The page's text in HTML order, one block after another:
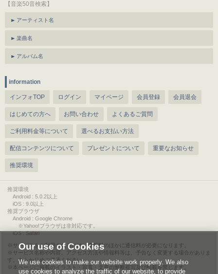
【音楽50音検索】
アーティスト名
楽曲名
アルバム名
information
インフォTOP ログイン マイページ 会員登録 会員退会
はじめての方へ お問い合わせ よくあるご質問
ご利用料金等について 選べるお支払い方法
配信コンテンツについて プレゼントについて 重要なお知らせ
推奨環境
推奨環境
Android : 5.0.2以上
iOS : 9.0以上
推奨ブラウザ
Android : Google Chrome
※Yahoo!ブラウザは非対応です。
iOS : Safari
サービスをご利用されるには、情報料のほかに通信料が必要になります。
サービス名称や内容、アクセス方法や情報料等は、予告なく変更する場合がありま
す。あらかじめご了承ください。
本ページに掲載のイラスト・写真・文章の無断複写及び転載を禁じます。
Our use of Cookies
We use cookies to make our website work properly. We also
use cookies to analyze the traffic of our website, to provide